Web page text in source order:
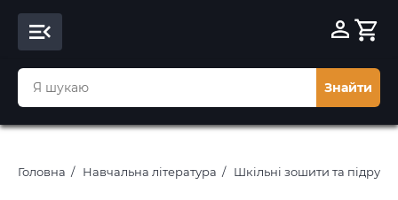
Знайти
Головна Навчальна література Шкільні зошити та